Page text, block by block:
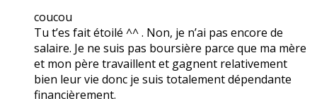
coucou
Tu t’es fait étoilé ^^ . Non, je n’ai pas encore de
salaire. Je ne suis pas boursière parce que ma mère
et mon père travaillent et gagnent relativement
bien leur vie donc je suis totalement dépendante
financièrement.